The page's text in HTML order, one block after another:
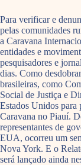
Para verificar e
pelas comunidades
a Caravana
entidades e
pesquisadores e
dias. Como
brasileiras, como
Social de Justiça e
Estados Unidos para
Caravana no Piauí.
representantes de
EUA, ocorreu um
Nova York. E o
será lançado ainda